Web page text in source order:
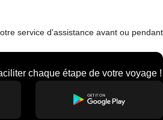
service d'assistance avant ou pendant
chaque étape de votre voyage !